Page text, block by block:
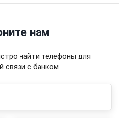
нам
найти телефоны для
связи с банком.